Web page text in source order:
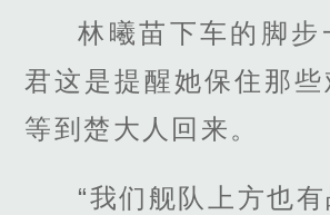
林曦苗下车的脚步
君这是提醒她保住那些
等到楚大人回来。
“我们舰队上方也